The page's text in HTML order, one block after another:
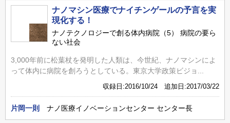
ナノマシン医療でナイチンゲールの予言を実
現化する！
ナノテクノロジーで創る体内病院（5） 病院の要ら
ない社会
3,000年前に松葉杖を発明した人類は、今世紀、ナノマシンによ
って体内に病院を創ろうとしている。東京大学政策ビジョ...
収録日:2016/10/24 追加日:2017/03/22
片岡一則 ナノ医療イノベーションセンター センター長